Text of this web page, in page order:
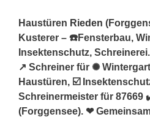
Haustüren Rieden
Kusterer – ☎️Fensterbau,
Insektenschutz,
↗️ Schreiner für ✺
Haustüren, ☑️
Schreinermeister für 87669
(Forggensee). ❤